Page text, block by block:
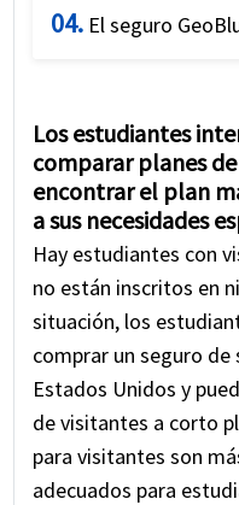
planes de seguro
internacionales
Program
ofrecidos por
enfermedad por
estudiantes F1
USA
Preferred y
salud
coronavirus para
país de origen.
04. El seguro
El seguro
El seguro de
GeoBlue
pruebas y
necesarios para
Los estudiantes
comparar planes
encontrar el plan
a sus necesidades
Hay estudiantes con
no están inscritos en
situación, los
comprar un seguro
Estados Unidos y
de visitantes a corto
para visitantes son
adecuados para